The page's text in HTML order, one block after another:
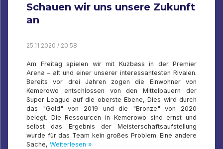
Schauen wir uns unsere Zukunft
an
25.11.2020 / 20:58
Am Freitag spielen wir mit Kuzbass in der Premier
Arena – alt und einer unserer interessantesten Rivalen.
Bereits vor drei Jahren zogen die Einwohner von
Kemerowo entschlossen von den Mittelbauern der
Super League auf die oberste Ebene, Dies wird durch
das "Gold" von 2019 und die "Bronze" von 2020
belegt. Die Ressourcen in Kemerowo sind ernst und
selbst das Ergebnis der Meisterschaftsaufstellung
wurde für das Team kein großes Problem. Eine andere
Sache, Weiterlesen »